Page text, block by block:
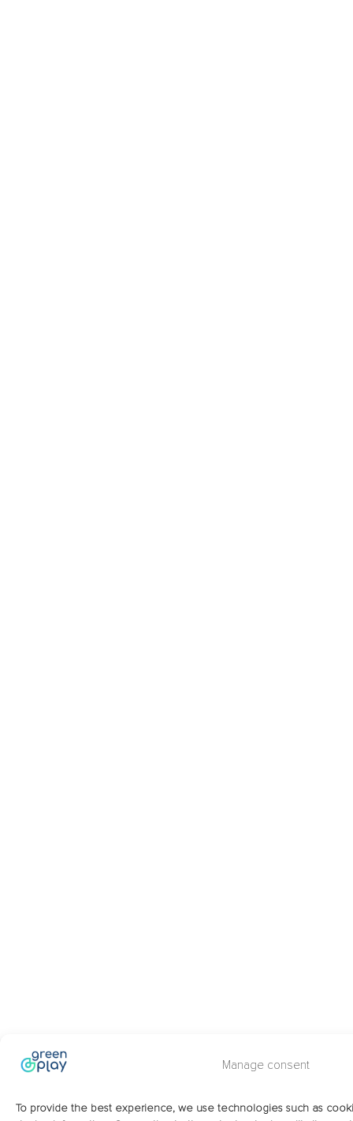
Manage consent
To provide the best experience, we use technologies such as